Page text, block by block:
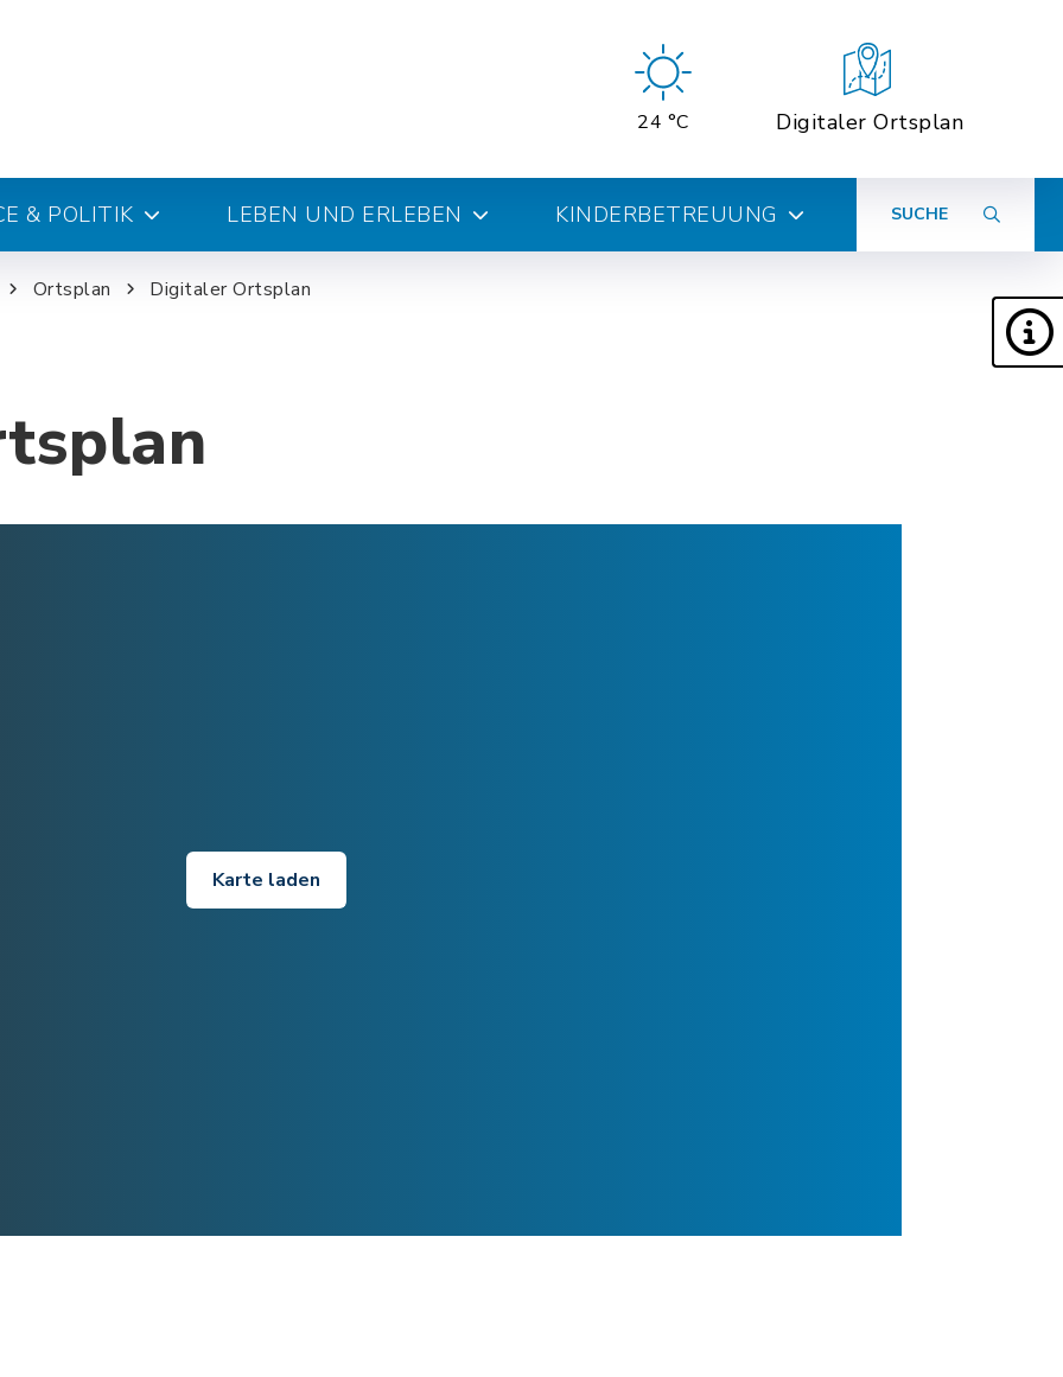
24 °C Digitaler Ortsplan
& POLITIK LEBEN UND ERLEBEN KINDERBETREUUNG SUCHE
Ortsplan Digitaler Ortsplan
Karte laden